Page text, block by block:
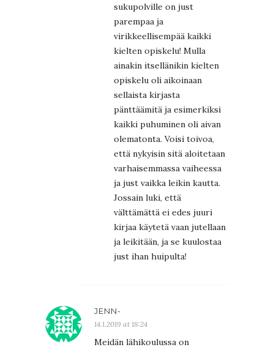
sukupolville on just
parempaa ja
virikkeellisempää kaikki
kielten opiskelu! Mulla
ainakin itsellänikin kielten
opiskelu oli aikoinaan
sellaista kirjasta
pänttäämitä ja esimerkiksi
kaikki puhuminen oli aivan
olematonta. Voisi toivoa,
että nykyisin sitä aloitetaan
varhaisemmassa vaiheessa
ja just vaikka leikin kautta.
Jossain luki, että
välttämättä ei edes juuri
kirjaa käytetä vaan jutellaan
ja leikitään, ja se kuulostaa
just ihan huipulta!
JENN-
14.1.2019 at 18:24
Meidän lähikoulussa on